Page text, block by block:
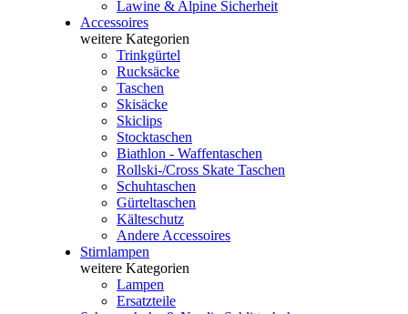
Lawine & Alpine Sicherheit
Accessoires
weitere Kategorien
Trinkgürtel
Rucksäcke
Taschen
Skisäcke
Skiclips
Stocktaschen
Biathlon - Waffentaschen
Rollski-/Cross Skate Taschen
Schuhtaschen
Gürteltaschen
Kälteschutz
Andere Accessoires
Stirnlampen
weitere Kategorien
Lampen
Ersatzteile